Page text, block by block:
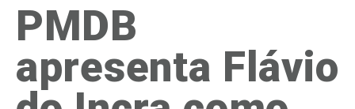
PMDB
apresenta Flávio